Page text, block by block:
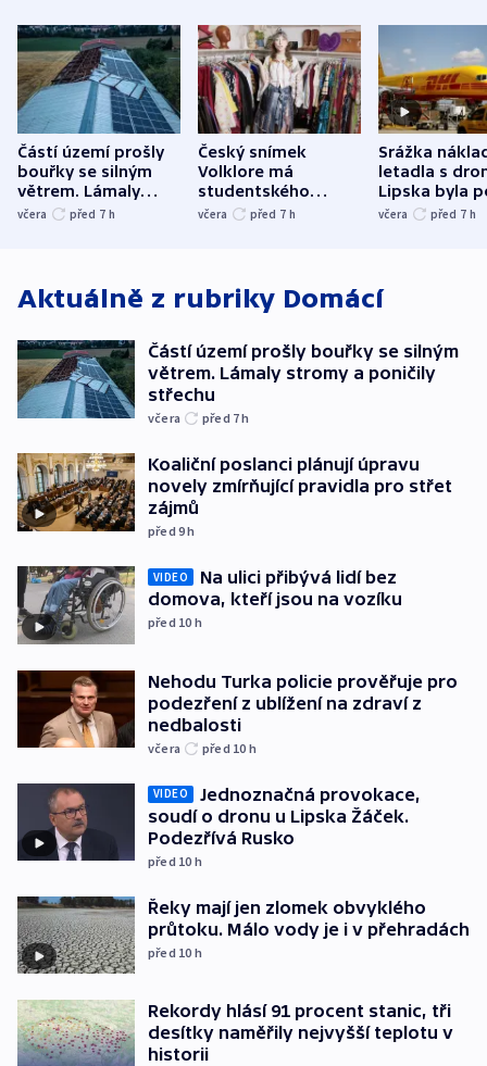
Částí území prošly
bouřky se silným
větrem. Lámaly
stromy a poničily
včera před 7 h
Český snímek
Volklore má
studentského
Oscara, zabojuje o
včera před 7 h
Srážka
letadla s
Lipska byla
německého
včera před 7 h
Aktuálně z rubriky Domácí
Částí území prošly bouřky se silným
větrem. Lámaly stromy a poničily
střechu
včera před 7h
Koaliční poslanci plánují úpravu
novely zmírňující pravidla pro střet
zájmů
před 9h
VIDEO
Na ulici přibývá lidí bez
domova, kteří jsou na vozíku
před 10 h
Nehodu Turka policie prověřuje pro
podezření z ublížení na zdraví z
nedbalosti
včera před 10 h
VIDEO
Jednoznačná provokace,
soudí o dronu u Lipska Žáček.
Podezřívá Rusko
před 10 h
Řeky mají jen zlomek obvyklého
průtoku. Málo vody je i v přehradách
před 10 h
Rekordy hlásí 91 procent stanic, tři
desítky naměřily nejvyšší teplotu v
historii